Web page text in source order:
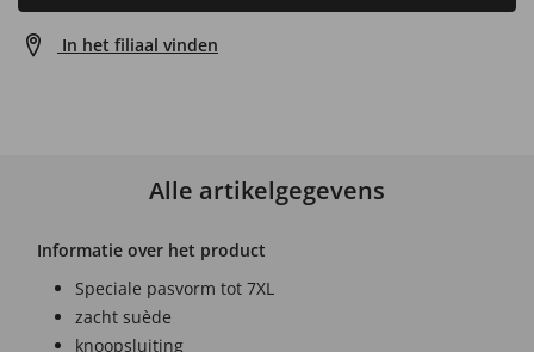
In het filiaal vinden
Alle artikelgegevens
Informatie over het product
Speciale pasvorm tot 7XL
zacht suède
knoopsluiting